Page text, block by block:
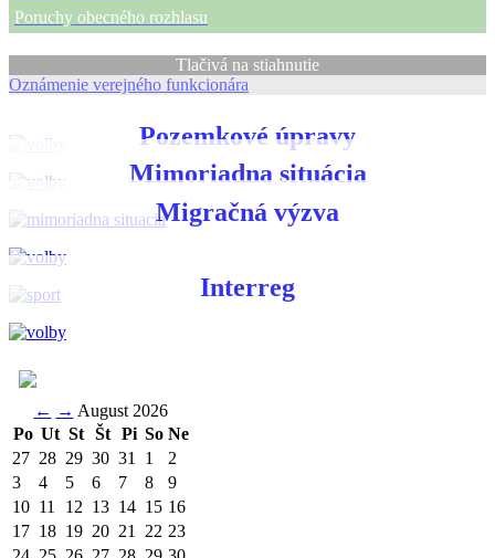
Poruchy obecného rozhlasu
Tlačivá na stiahnutie
Oznámenie verejného funkcionára
Pozemkové úpravy
Mimoriadna situácia
Migračná výzva
Interreg
← → August 2026
Po Ut St Št Pi So Ne
27 28 29 30 31 1
2
3
4 5 6 7 8
9
10 11 12 13 14 15 16
17 18 19 20 21 22 23